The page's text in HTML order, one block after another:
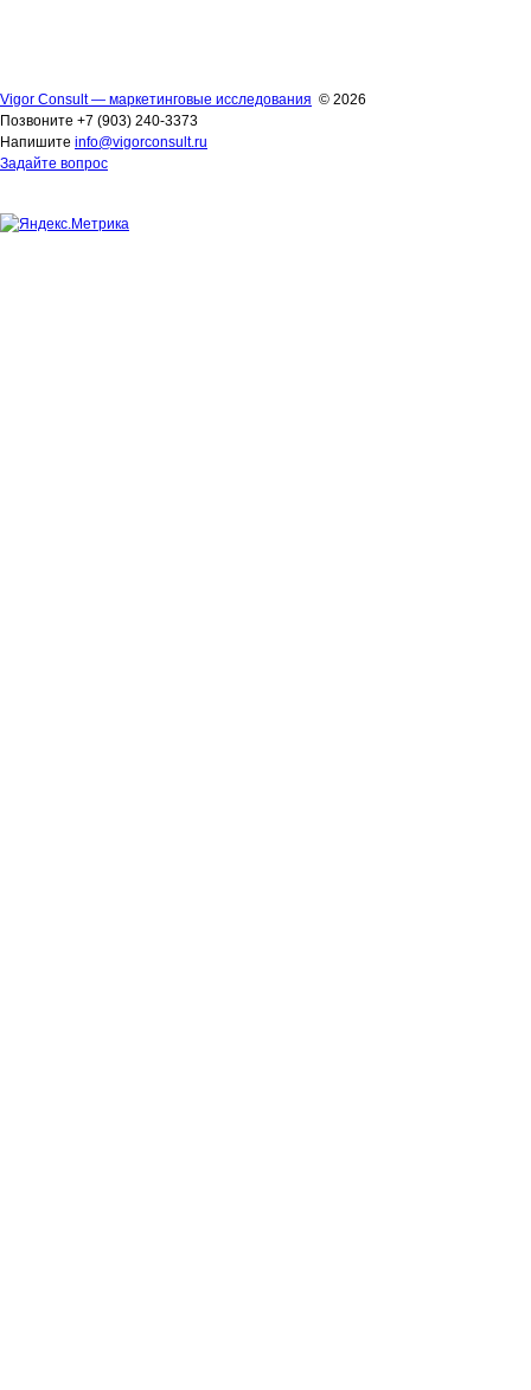
Vigor Consult — маркетинговые исследования © 2026
Позвоните +7 (903) 240-3373
Напишите info@vigorconsult.ru
Задайте вопрос